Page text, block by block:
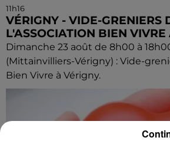
11h16
VÉRIGNY - VIDE-GRENIERS
L'ASSOCIATION BIEN VIVRE
Dimanche 23 août de 8h00 à
(Mittainvilliers-Vérigny) : Vide-
Bien Vivre à Vérigny.